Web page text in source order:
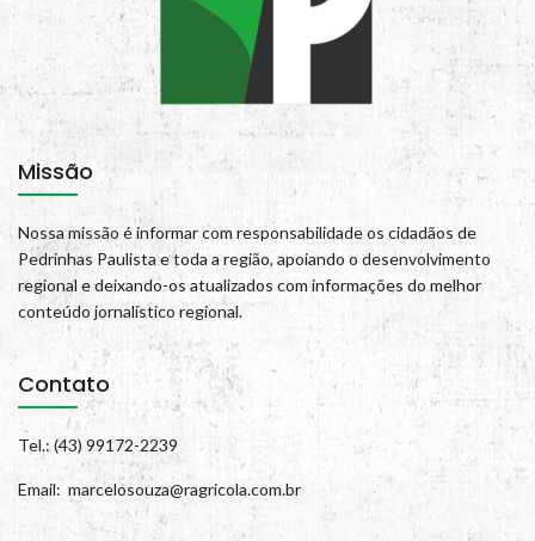
Missão
Nossa missão é informar com responsabilidade os cidadãos de
Pedrinhas Paulista e toda a região, apoiando o desenvolvimento
regional e deixando-os atualizados com informações do melhor
conteúdo jornalístico regional.
Contato
Tel.: (43) 99172-2239
Email: marcelosouza@ragricola.com.br